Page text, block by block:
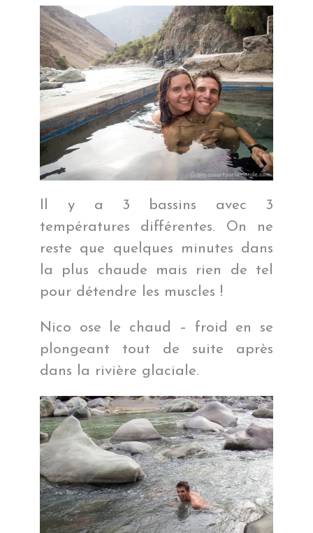
Il y a 3 bassins avec 3
températures différentes. On ne
reste que quelques minutes dans
la plus chaude mais rien de tel
pour détendre les muscles !
Nico ose le chaud – froid en se
plongeant tout de suite après
dans la rivière glaciale.